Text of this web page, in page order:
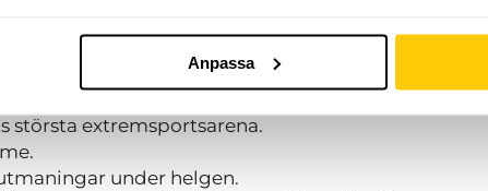
Anpassa
största extremsportsarena.
under helgen.